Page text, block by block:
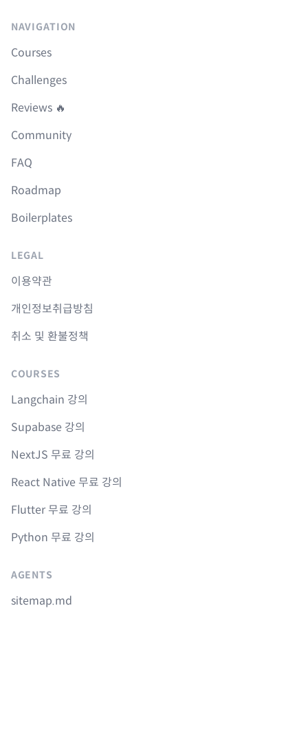
NAVIGATION
Courses
Challenges
Reviews 🔥
Community
FAQ
Roadmap
Boilerplates
LEGAL
이용약관
개인정보취급방침
취소 및 환불정책
COURSES
Langchain 강의
Supabase 강의
NextJS 무료 강의
React Native 무료 강의
Flutter 무료 강의
Python 무료 강의
AGENTS
sitemap.md